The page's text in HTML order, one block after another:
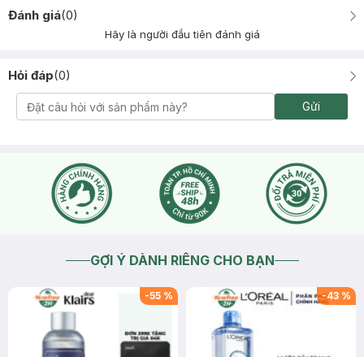
Đánh giá(0)
Hãy là người đầu tiên đánh giá
Hỏi đáp(0)
Gửi
GỢI Ý DÀNH RIÊNG CHO BẠN
-55 % -43 %